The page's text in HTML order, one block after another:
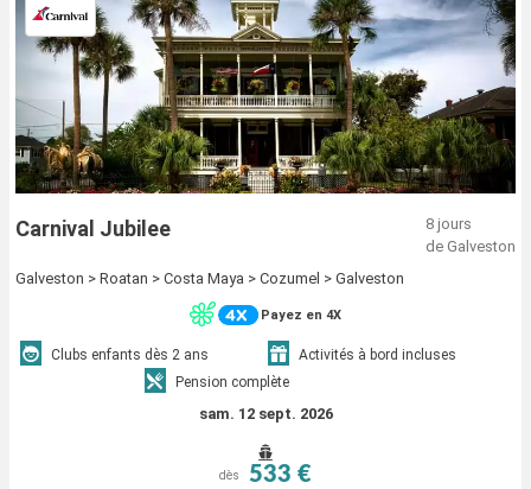
Carnival Jubilee
8 jours
de Galveston
Galveston > Roatan > Costa Maya > Cozumel > Galveston
Payez en 4X
Clubs enfants dès 2 ans
Activités à bord incluses
Pension complète
sam. 12 sept. 2026
dès 533 €